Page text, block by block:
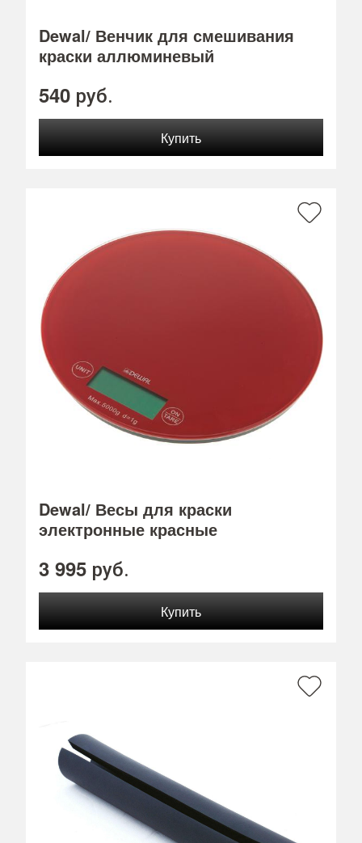
Dewal/ Венчик для смешивания
краски аллюминевый
540 руб.
Dewal/ Весы для краски
электронные красные
3 995 руб.